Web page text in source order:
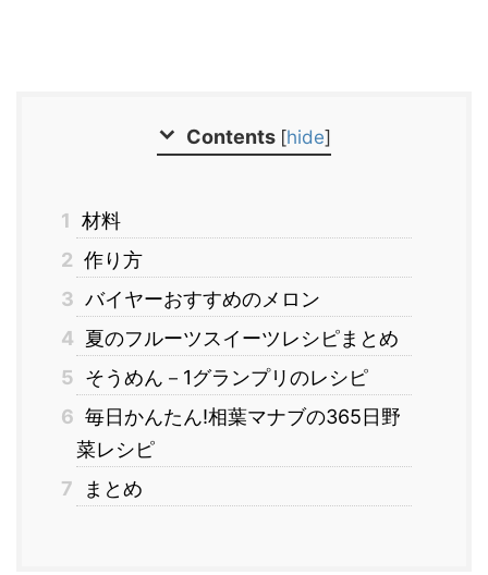
Contents [hide]
1 材料
2 作り方
3 バイヤーおすすめのメロン
4 夏のフルーツスイーツレシピまとめ
5 そうめん－1グランプリのレシピ
6 毎日かんたん!相葉マナブの365日野
菜レシピ
7
まとめ